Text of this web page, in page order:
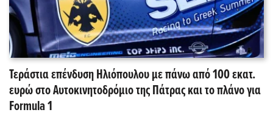
Τεράστια επένδυση Ηλιόπουλου με πάνω από 100 εκατ.
ευρώ στο Αυτοκινητοδρόμιο της Πάτρας και το πλάνο για
Formula 1